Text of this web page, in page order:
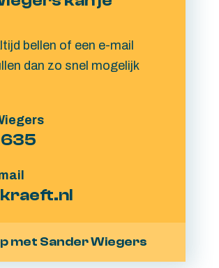
bellen of een e-mail
dan zo snel mogelijk
met Sander Wiegers